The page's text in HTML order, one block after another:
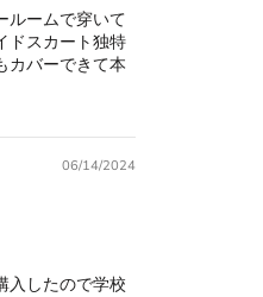
ルームで穿いて
ドスカート独特
カバーできて本
06/14/2024
入したので学校